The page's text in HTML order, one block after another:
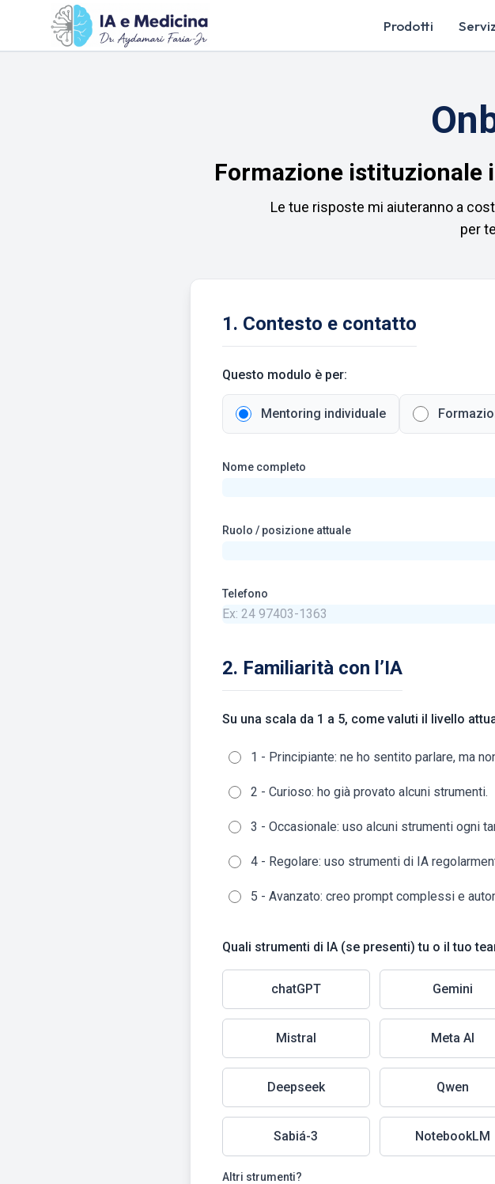
Prodotti
Formazione istituzionale
Le tue risposte mi aiuteranno a
per
1. Contesto e contatto
Questo modulo è per:
Mentoring individuale
Nome completo
Ruolo / posizione attuale
Telefono
2. Familiarità con l’IA
Su una scala da 1 a 5, come valuti il livello
1 - Principiante: ne ho sentito parlare, ma
2 - Curioso: ho già provato alcuni strumenti.
3 - Occasionale: uso alcuni strumenti ogni
4 - Regolare: uso strumenti di IA
5 - Avanzato: creo prompt complessi e
Quali strumenti di IA (se presenti) tu o il tuo
chatGPT Gemini
Mistral Meta AI
Deepseek Qwen
Sabiá-3 NotebookLM
Altri strumenti?